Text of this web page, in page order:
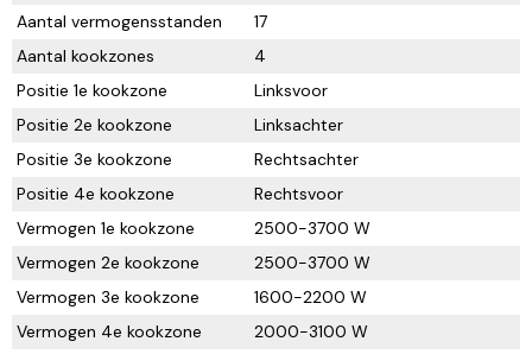
Aantal vermogensstanden
17
Aantal kookzones
4
Positie 1e kookzone
Linksvoor
Positie 2e kookzone
Linksachter
Positie 3e kookzone
Rechtsachter
Positie 4e kookzone
Rechtsvoor
Vermogen 1e kookzone
2500-3700 W
Vermogen 2e kookzone
2500-3700 W
Vermogen 3e kookzone
1600-2200 W
Vermogen 4e kookzone
2000-3100 W